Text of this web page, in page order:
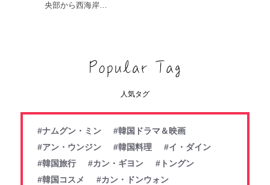
央部から西海岸…
人気タグ
#ナムグン・ミン
#韓国ドラマ＆映画
#アン・ウンジン
#韓国料理
#イ・ダイン
#韓国旅行
#カン・ギヨン
#トングン
#韓国コスメ
#カン・ドンウォン